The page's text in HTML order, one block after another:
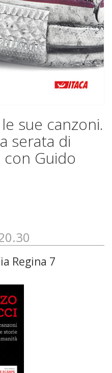
sue canzoni.
serata di
Guido
Regina 7